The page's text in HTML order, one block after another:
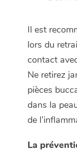
Il est
lors du
contact
Ne retirez
pièces
dans la
de
La